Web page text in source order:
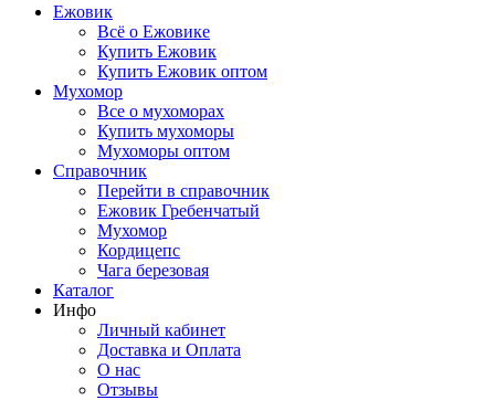
Ежовик
Всё о Ежовике
Купить Ежовик
Купить Ежовик оптом
Мухомор
Все о мухоморах
Купить мухоморы
Мухоморы оптом
Справочник
Перейти в справочник
Ежовик Гребенчатый
Мухомор
Кордицепс
Чага березовая
Каталог
Инфо
Личный кабинет
Доставка и Оплата
О нас
Отзывы